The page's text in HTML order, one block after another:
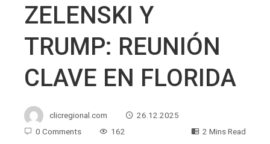
ZELENSKI Y
TRUMP: REUNIÓN
CLAVE EN FLORIDA
clicregional.com
26.12.2025
0 Comments
162 2 Mins Read